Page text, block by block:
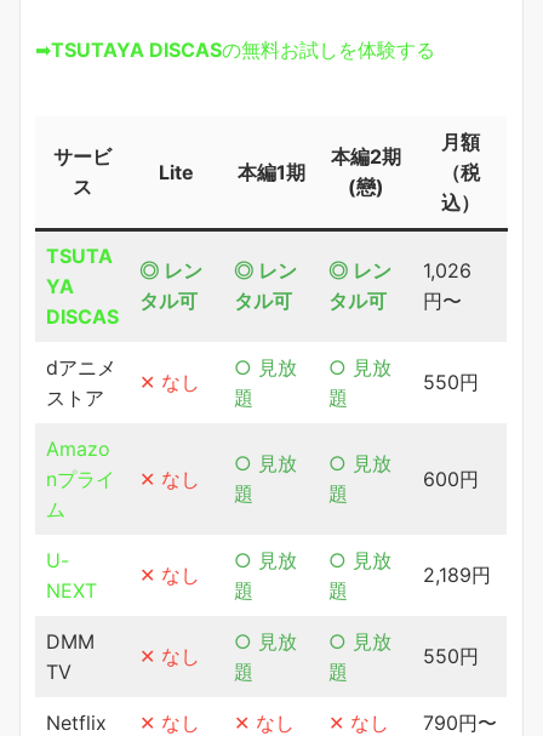
➡TSUTAYA DISCASの無料お試しを体験する
サービ
ス
Lite 本編1期
本編2期
(戀)
月額
（税
込）
TSUTA
YA
DISCAS
◎ レン
タル可
◎ レン
タル可
◎ レン
タル可
1,026
円〜
dアニメ
ストア
✕ なし
○ 見放
題
○ 見放
題
550円
Amazo
nプライ
ム
✕ なし
○ 見放
題
○ 見放
題
600円
U-
NEXT
✕ なし
○ 見放
題
○ 見放
題
2,189円
DMM
TV
✕ なし
○ 見放
題
○ 見放
題
550円
Netflix ✕ なし ✕ なし ✕ なし 790円〜